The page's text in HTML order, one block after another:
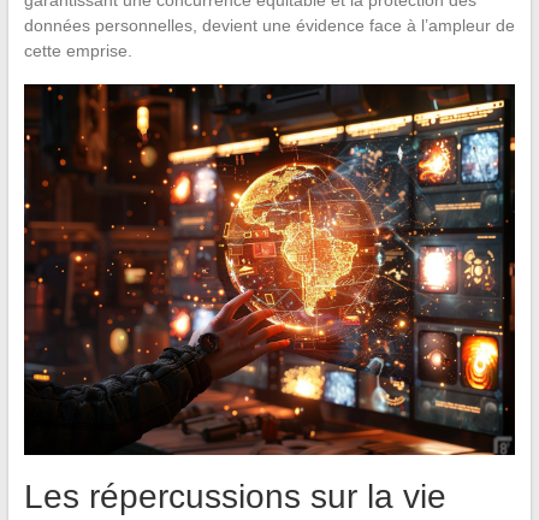
données personnelles, devient une évidence face à l’ampleur de
cette emprise.
Les répercussions sur la vie